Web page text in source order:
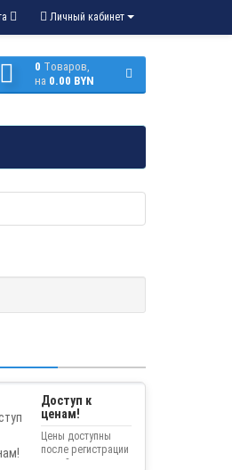
Личный кабинет
0 Tоваров,
на 0.00 BYN
Доступ к
ценам!
Цены доступны
после регистрации
на сайте.